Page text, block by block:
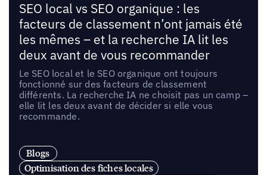
SEO local vs SEO organique : les
facteurs de classement n’ont jamais été
les mêmes – et la recherche IA lit les
deux avant de vous recommander
Le SEO local et le SEO organique ont toujours
fonctionné sur des facteurs de classement
différents. La recherche IA ne choisit pas un camp –
elle lit les deux avant de décider si elle vous
recommande.
Blogs
Optimisation des fiches locales